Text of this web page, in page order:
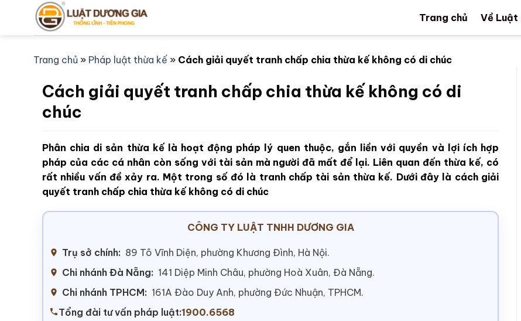
Trang chủ Về Luật
Trang chủ » Pháp luật thừa kế » Cách giải quyết tranh chấp chia thừa kế không có di chúc
Cách giải quyết tranh chấp chia thừa kế không có di
chúc
Phân chia di sản thừa kế là hoạt động pháp lý quen thuộc, gắn liền với quyền và lợi ích hợp
pháp của các cá nhân còn sống với tài sản mà người đã mất để lại. Liên quan đến thừa kế, có
rất nhiều vấn đề xảy ra. Một trong số đó là tranh chấp tài sản thừa kế. Dưới đây là cách giải
quyết tranh chấp chia thừa kế không có di chúc
CÔNG TY LUẬT TNHH DƯƠNG GIA
Trụ sở chính: 89 Tô Vĩnh Diện, phường Khương Đình, Hà Nội.
Chi nhánh Đà Nẵng: 141 Diệp Minh Châu, phường Hoà Xuân, Đà Nẵng.
Chi nhánh TPHCM: 161A Đào Duy Anh, phường Đức Nhuận, TPHCM.
Tổng đài tư vấn pháp luật:1900.6568